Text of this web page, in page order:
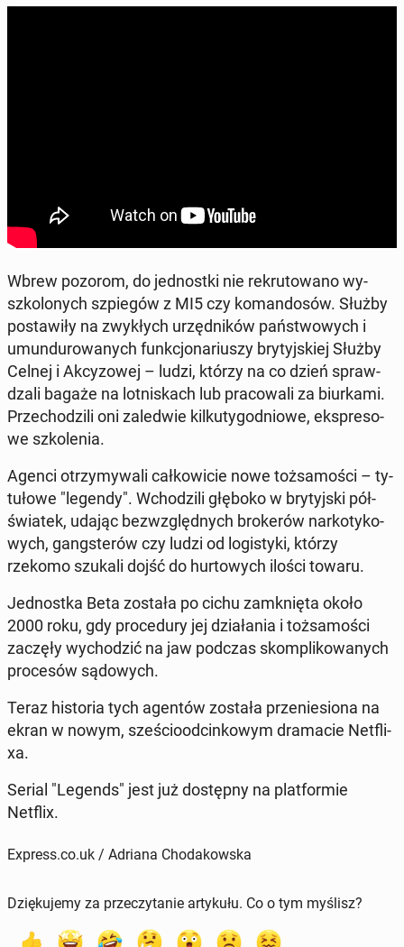
Wbrew pozorom, do jed­nost­ki nie re­kru­to­wa­no wy­
szko­lo­nych szpie­gów z MI5 czy ko­man­do­sów. Służby
po­sta­wi­ły na zwy­kłych urzęd­ni­ków pań­stwo­wych i
umun­du­ro­wa­nych funk­cjo­na­riu­szy bry­tyj­skiej Służby
Celnej i Ak­cy­zo­wej – ludzi, którzy na co dzień spraw­
dza­li bagaże na lot­ni­skach lub pra­co­wa­li za biur­ka­mi.
Prze­cho­dzi­li oni za­le­d­wie kil­ku­ty­go­dnio­we, eks­pre­so­
we szko­le­nia.
Agenci otrzy­my­wa­li cał­ko­wi­cie nowe toż­sa­mo­ści – ty­
tu­ło­we "legendy". Wcho­dzi­li głęboko w bry­tyj­ski pół­
świa­tek, udając bez­względ­nych bro­ke­rów nar­ko­ty­ko­
wych, gang­ste­rów czy ludzi od lo­gi­sty­ki, którzy
rzekomo szukali dojść do hur­to­wych ilości towaru.
Jed­nost­ka Beta została po cichu za­mknię­ta około
2000 roku, gdy pro­ce­du­ry jej dzia­ła­nia i toż­sa­mo­ści
zaczęły wy­cho­dzić na jaw podczas skom­pli­ko­wa­nych
pro­ce­sów są­do­wych.
Teraz hi­sto­ria tych agentów została prze­nie­sio­na na
ekran w nowym, sze­ścio­od­cin­ko­wym dra­ma­cie Net­fli­
xa.
Serial "Legends" jest już do­stęp­ny na plat­for­mie
Netflix.
Express.co.uk / Adriana Chodakowska
Dziękujemy za przeczytanie artykułu. Co o tym myślisz?